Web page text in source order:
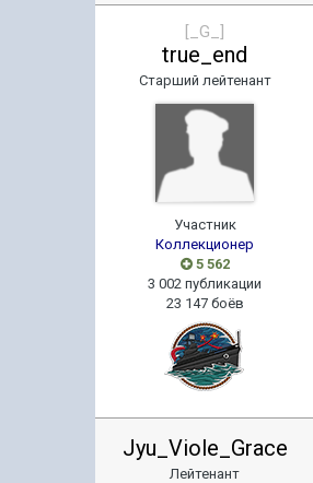
[_G_]
true_end
Старший лейтенант
Участник
Коллекционер
5 562
3 002 публикации
23 147 боёв
Jyu_Viole_Grace
Лейтенант